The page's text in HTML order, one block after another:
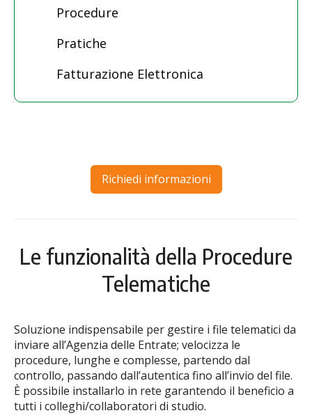
Procedure
Pratiche
Fatturazione Elettronica
Richiedi informazioni
Le funzionalità della Procedure
Telematiche
Soluzione indispensabile per gestire i file telematici da
inviare all’Agenzia delle Entrate; velocizza le
procedure, lunghe e complesse, partendo dal
controllo, passando dall’autentica fino all’invio del file.
È possibile installarlo in rete garantendo il beneficio a
tutti i colleghi/collaboratori di studio.